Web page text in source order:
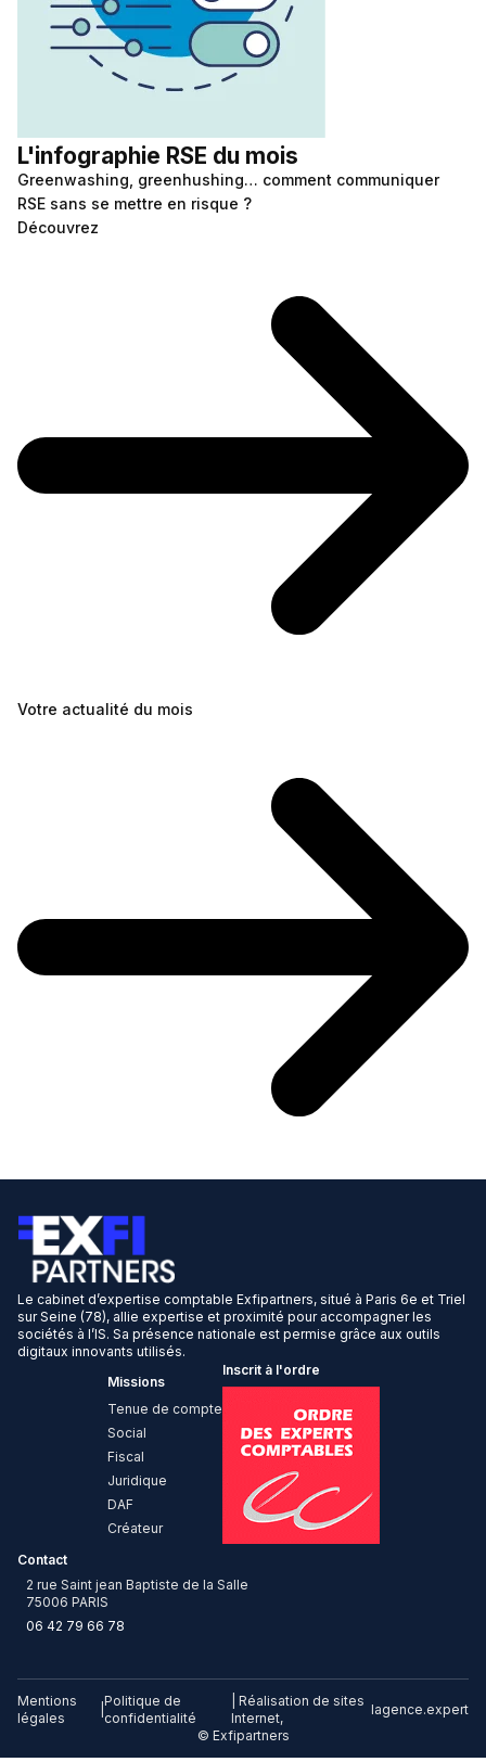
L'infographie RSE du mois
Greenwashing, greenhushing… comment communiquer
RSE sans se mettre en risque ?
Découvrez
Votre actualité du mois
Le cabinet d’expertise comptable Exfipartners, situé à Paris 6e et Triel
sur Seine (78), allie expertise et proximité pour accompagner les
sociétés à l’IS. Sa présence nationale est permise grâce aux outils
digitaux innovants utilisés.
Missions
Tenue de compte
Social
Fiscal
Juridique
DAF
Créateur
Inscrit à l'ordre
Contact
2 rue Saint jean Baptiste de la Salle
75006 PARIS
06 42 79 66 78
© Exfipartners
Mentions
légales
Politique de
confidentialité
| Réalisation de sites
Internet,
lagence.expert